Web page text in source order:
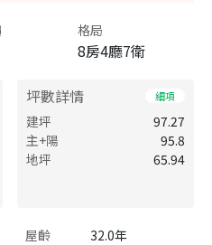
格局
8房4廳7衛
坪數詳情 細項
建坪
97.27
主+陽
95.8
地坪
65.94
屋齡
32.0年